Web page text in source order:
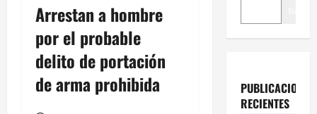
Arrestan a hombre
por el probable
delito de portación
de arma prohibida
PUBLICACIONES
RECIENTES